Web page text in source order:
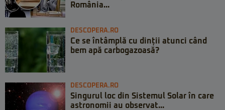
România...
DESCOPERA.RO
Ce se întâmplă cu dinții atunci când
bem apă carbogazoasă?
DESCOPERA.RO
Singurul loc din Sistemul Solar în care
astronomii au observat...